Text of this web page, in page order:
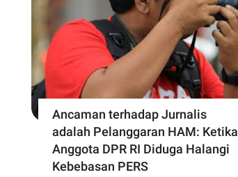
Ancaman terhadap Jurnalis
adalah Pelanggaran HAM: Ketika
Anggota DPR RI Diduga Halangi
Kebebasan PERS